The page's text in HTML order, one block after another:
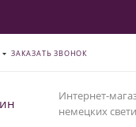
ЗАКАЗАТЬ ЗВОНОК
Интернет-
немецких